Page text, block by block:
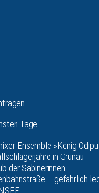
Tage
Ensemble »König
in Grünau
der Sabinerinnen
– gefährlich